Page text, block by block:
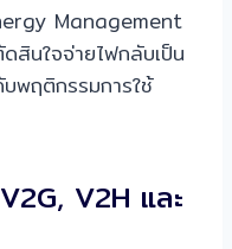
Management
สินใจจ่ายไฟกลับเป็น
พฤติกรรมการใช้
V2H และ